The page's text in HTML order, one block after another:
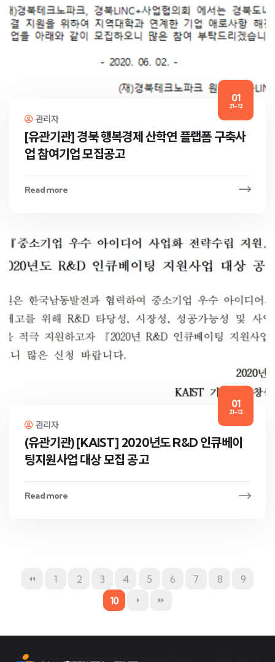
01
21-12
관리자
[유관기관] 경북 행복경제 산학연 플랩폼 구축사
업 참여기업 모집공고
Read more
01
21-12
관리자
(유관기관) [KAIST] 2020년도 R&D 인큐베이
팅지원사업 대상 모집 공고
Read more
1 2 3 4 5 6 7 8
9
10